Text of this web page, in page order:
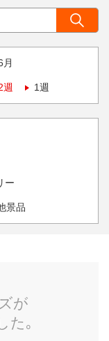
月
週 1週
ー
景品